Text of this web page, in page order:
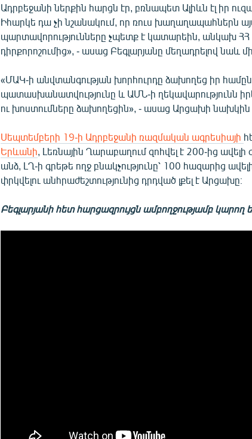
Ադրբեջանի ներքին հարցն էր, բռնապետ Ալիևն էլ իր
Իհարկե դա չի նշանակում, որ ռուս խաղաղապահներն
պարտավորությունները չպետք է կատարեին, անկախ ՀՀ
դիրքորոշումից», - ասաց Բեգլարյանը մեղադրելով նաև
«ՄԱԿ-ի անվտանգության խորհուրդը ձախողեց իր
պատասխանատվությունը և ԱՄՆ-ի ղեկավարությունն
ու խոստումները ձախողեցին», - ասաց Արցախի
Սեպտեմբերի 19-ի Ադրբեջանի ռազմական ագրեսիայի
Երևանի, Լեռնային Ղարաբաղում զոհվել է 200-ից
անձ, ԼՂ-ի գրեթե ողջ բնակչությունը՝ 100 հազարից
փրկվելու անհրաժեշտությունից դրդված լքել է Արցախը։
Բեգլարյանի հետ հարցազրույցն ամբողջությամբ կարող